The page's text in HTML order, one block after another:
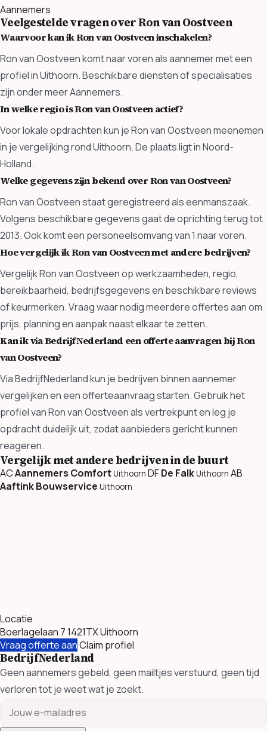
Aannemers
Veelgestelde vragen over Ron van Oostveen
Waarvoor kan ik Ron van Oostveen inschakelen?
Ron van Oostveen komt naar voren als aannemer met een
profiel in Uithoorn. Beschikbare diensten of specialisaties
zijn onder meer Aannemers.
In welke regio is Ron van Oostveen actief?
Voor lokale opdrachten kun je Ron van Oostveen meenemen
in je vergelijking rond Uithoorn. De plaats ligt in Noord-
Holland.
Welke gegevens zijn bekend over Ron van Oostveen?
Ron van Oostveen staat geregistreerd als eenmanszaak.
Volgens beschikbare gegevens gaat de oprichting terug tot
2013. Ook komt een personeelsomvang van 1 naar voren.
Hoe vergelijk ik Ron van Oostveen met andere bedrijven?
Vergelijk Ron van Oostveen op werkzaamheden, regio,
bereikbaarheid, bedrijfsgegevens en beschikbare reviews
of keurmerken. Vraag waar nodig meerdere offertes aan om
prijs, planning en aanpak naast elkaar te zetten.
Kan ik via BedrijfNederland een offerte aanvragen bij Ron
van Oostveen?
Via BedrijfNederland kun je bedrijven binnen aannemer
vergelijken en een offerteaanvraag starten. Gebruik het
profiel van Ron van Oostveen als vertrekpunt en leg je
opdracht duidelijk uit, zodat aanbieders gericht kunnen
reageren.
Vergelijk met andere bedrijven in de buurt
ACAannemers ComfortUithoorn DFDe FalkUithoorn AB
Aaftink Bouwservice Uithoorn
Locatie
Boerlagelaan 7 1421TX Uithoorn
Vraag offerte aanClaim profiel
BedrijfNederland
Geen aannemers gebeld, geen mailtjes verstuurd, geen tijd
verloren tot je weet wat je zoekt.